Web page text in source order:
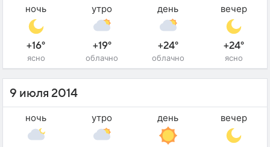
ночь
+16°
ясно
утро
+19°
облачно
день
+24°
облачно
вечер
+24°
ясно
9 июля 2014
ночь утро день вечер